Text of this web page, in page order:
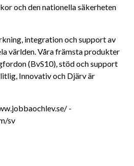
och den nationella säkerheten
integration och support av
världen. Våra främsta produkter
(BvS10), stöd och support
Innovativ och Djärv är
-
sv